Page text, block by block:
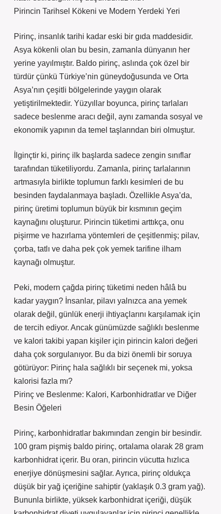
Pirincin Tarihsel Kökeni ve Modern Yerdeki Yeri
Pirinç, insanlık tarihi kadar eski bir gıda maddesidir.
Asya kökenli olan bu besin, zamanla dünyanın her
yerine yayılmıştır. Baldo pirinç, aslında çok özel bir
türdür çünkü Türkiye’nin güneydoğusunda ve Orta
Asya’nın çeşitli bölgelerinde yaygın olarak
yetiştirilmektedir. Yüzyıllar boyunca, pirinç tarlaları
sadece beslenme aracı değil, aynı zamanda sosyal ve
ekonomik yapının da temel taşlarından biri olmuştur.
İlginçtir ki, pirinç ilk başlarda sadece zengin sınıflar
tarafından tüketiliyordu. Zamanla, pirinç tarlalarının
artmasıyla birlikte toplumun farklı kesimleri de bu
besinden faydalanmaya başladı. Özellikle Asya’da,
pirinç üretimi toplumun büyük bir kısmının geçim
kaynağını oluşturur. Pirincin tüketimi arttıkça, onu
pişirme ve hazırlama yöntemleri de çeşitlenmiş; pilav,
çorba, tatlı ve daha pek çok yemek tarifine ilham
kaynağı olmuştur.
Peki, modern çağda pirinç tüketimi neden hâlâ bu
kadar yaygın? İnsanlar, pilavı yalnızca ana yemek
olarak değil, günlük enerji ihtiyaçlarını karşılamak için
de tercih ediyor. Ancak günümüzde sağlıklı beslenme
ve kalori takibi yapan kişiler için pirincin kalori değeri
daha çok sorgulanıyor. Bu da bizi önemli bir soruya
götürüyor: Pirinç hala sağlıklı bir seçenek mi, yoksa
kalorisi fazla mı?
Pirinç ve Beslenme: Kalori, Karbonhidratlar ve Diğer
Besin Öğeleri
Pirinç, karbonhidratlar bakımından zengin bir besindir.
100 gram pişmiş baldo pirinç, ortalama olarak 28 gram
karbonhidrat içerir. Bu oran, pirincin vücutta hızlıca
enerjiye dönüşmesini sağlar. Ayrıca, pirinç oldukça
düşük bir yağ içeriğine sahiptir (yaklaşık 0.3 gram yağ).
Bununla birlikte, yüksek karbonhidrat içeriği, düşük